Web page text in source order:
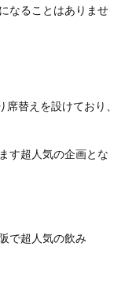
なることはありませ
替えを設けており、
す超人気の企画とな
で超人気の飲み